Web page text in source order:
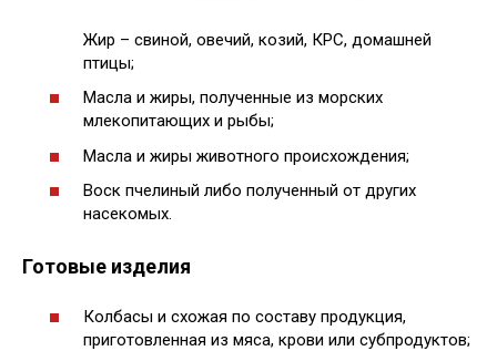
Жир – свиной, овечий, козий, КРС, домашней
птицы;
Масла и жиры, полученные из морских
млекопитающих и рыбы;
Масла и жиры животного происхождения;
Воск пчелиный либо полученный от других
насекомых.
Готовые изделия
Колбасы и схожая по составу продукция,
приготовленная из мяса, крови или субпродуктов;